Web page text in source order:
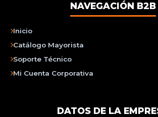
NAVEGACIÓN B2B
Inicio
Catálogo Mayorista
Soporte Técnico
Mi Cuenta Corporativa
DATOS DE LA